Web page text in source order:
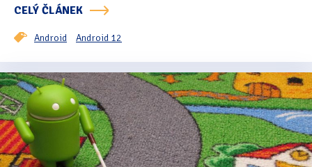
Pozvánky & oznámení
Pracuji sluchem(564)
Pracuji sluchem a hmatem(566)
Pracuji zrakem(456)
Pracuji zrakem a sluchem(515)
Služby(115)
CELÝ ČLÁNEK
Android Android 12